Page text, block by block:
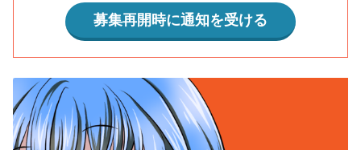
募集再開時に通知を受ける